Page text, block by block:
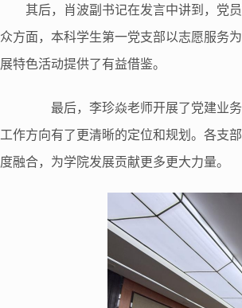
其后，肖波副书记在发言中讲到，党
众方面，本科学生第一党支部以志愿服务
展特色活动提供了有益借鉴。
最后，李珍焱老师开展了党建业
工作方向有了更清晰的定位和规划。各支
度融合，为学院发展贡献更多更大力量。